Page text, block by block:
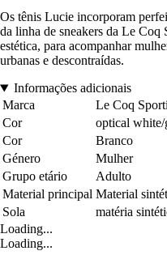
Os tênis Lucie incorporam
da linha de sneakers da Le
estética, para acompanhar
urbanas e descontraídas.
Informações adicionais
Marca
Le Coq
Cor
optical white/
Cor
Branco
Género
Mulher
Grupo etário
Adulto
Material principal Material
Sola
matéria
Loading...
Loading...